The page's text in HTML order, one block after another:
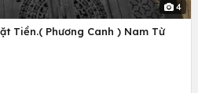
4
Tiền.( Phương Canh ) Nam Từ